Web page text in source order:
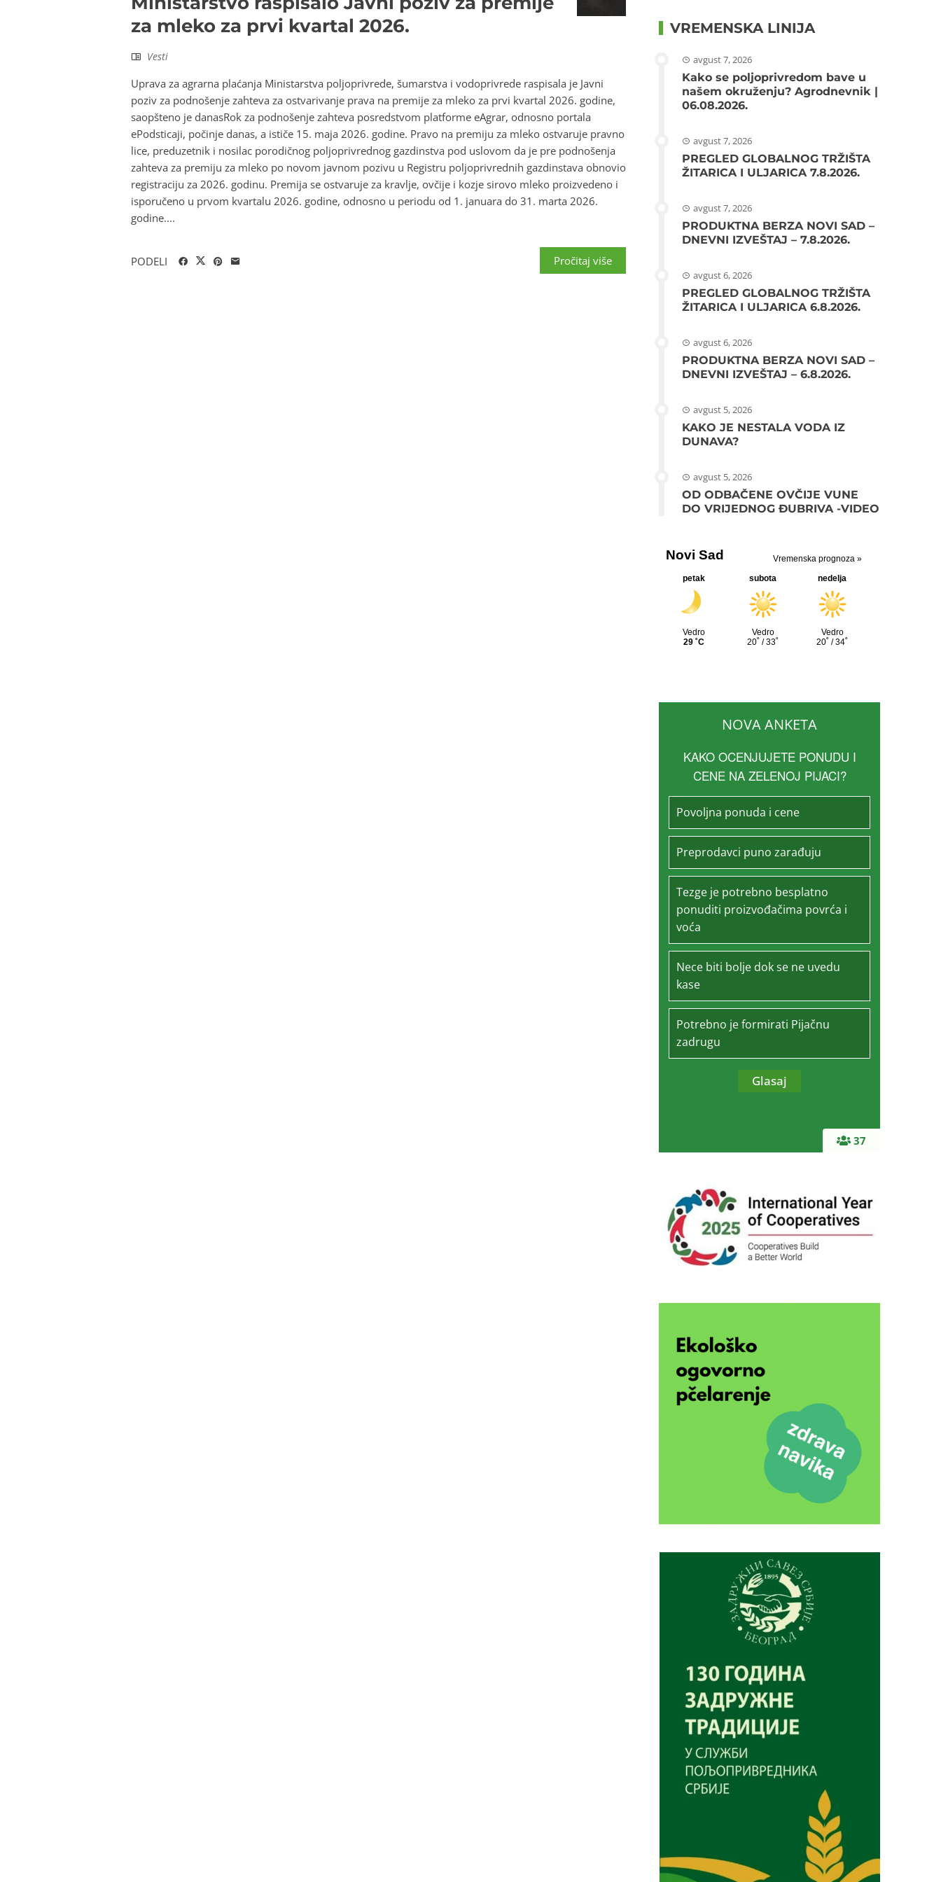
za mleko za prvi kvartal 2026.
Vesti
Uprava za agrarna plaćanja Ministarstva poljoprivrede, šumarstva i vodoprivrede raspisala je Javni
poziv za podnošenje zahteva za ostvarivanje prava na premije za mleko za prvi kvartal 2026. godine,
saopšteno je danasRok za podnošenje zahteva posredstvom platforme eAgrar, odnosno portala
ePodsticaji, počinje danas, a ističe 15. maja 2026. godine. Pravo na premiju za mleko ostvaruje pravno
lice, preduzetnik i nosilac porodičnog poljoprivrednog gazdinstva pod uslovom da je pre podnošenja
zahteva za premiju za mleko po novom javnom pozivu u Registru poljoprivrednih gazdinstava obnovio
registraciju za 2026. godinu. Premija se ostvaruje za kravlje, ovčije i kozje sirovo mleko proizvedeno i
isporučeno u prvom kvartalu 2026. godine, odnosno u periodu od 1. januara do 31. marta 2026.
godine....
Pročitaj više
PODELI
VREMENSKA LINIJA
avgust 7, 2026
Kako se poljoprivredom bave u
našem okruženju? Agrodnevnik |
06.08.2026.
avgust 7, 2026
PREGLED GLOBALNOG TRŽIŠTA
ŽITARICA I ULJARICA 7.8.2026.
avgust 7, 2026
PRODUKTNA BERZA NOVI SAD –
DNEVNI IZVEŠTAJ – 7.8.2026.
avgust 6, 2026
PREGLED GLOBALNOG TRŽIŠTA
ŽITARICA I ULJARICA 6.8.2026.
avgust 6, 2026
PRODUKTNA BERZA NOVI SAD –
DNEVNI IZVEŠTAJ – 6.8.2026.
avgust 5, 2026
KAKO JE NESTALA VODA IZ
DUNAVA?
avgust 5, 2026
OD ODBAČENE OVČIJE VUNE
DO VRIJEDNOG ĐUBRIVA -VIDEO
37
NOVA ANKETA
KAKO OCENJUJETE PONUDU I
CENE NA ZELENOJ PIJACI?
Povoljna ponuda i cene
Preprodavci puno zarađuju
Tezge je potrebno besplatno
ponuditi proizvođačima povrća i
voća
Nece biti bolje dok se ne uvedu
kase
Potrebno je formirati Pijačnu
zadrugu